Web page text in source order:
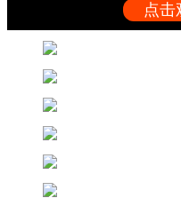
点击